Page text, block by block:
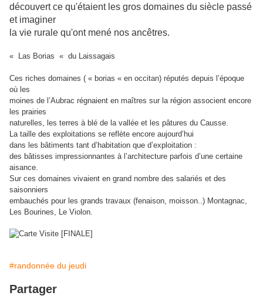
découvert ce qu'étaient les gros domaines du siècle passé
et imaginer
la vie rurale qu'ont mené nos ancêtres.
« Las Borias « du Laissagais
Ces riches domaines ( « borias « en occitan) réputés depuis l’époque
où les
moines de l’Aubrac régnaient en maîtres sur la région associent encore
les prairies
naturelles, les terres à blé de la vallée et les pâtures du Causse.
La taille des exploitations se reflète encore aujourd’hui
dans les bâtiments tant d’habitation que d’exploitation :
des bâtisses impressionnantes à l’architecture parfois d’une certaine
aisance.
Sur ces domaines vivaient en grand nombre des salariés et des
saisonniers
embauchés pour les grands travaux (fenaison, moisson..) Montagnac,
Les Bourines, Le Violon.
#randonnée du jeudi
Partager